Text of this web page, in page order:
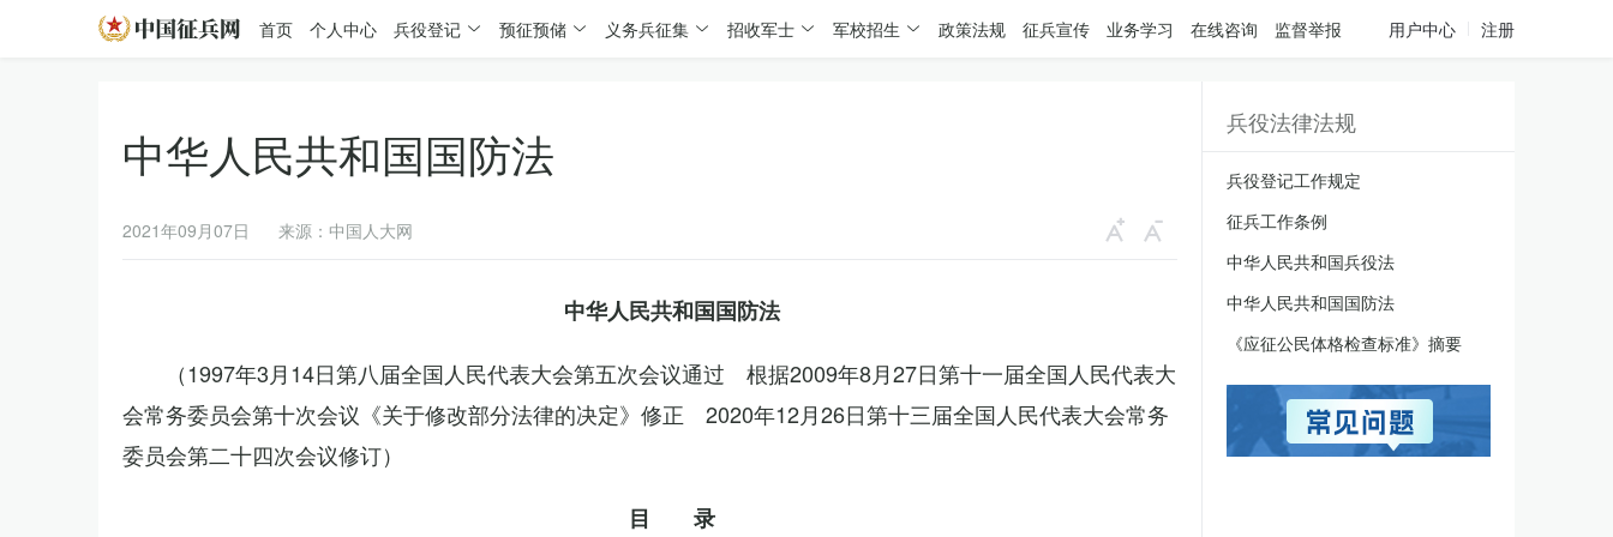
首页 个人中心 兵役登记 预征预储 义务兵征集 招收军士 军校招生 政策法规 征兵宣传 业务学习 在线咨询 监督举报 用户中心 注册
中华人民共和国国防法
2021年09月07日 来源：中国人大网
中华人民共和国国防法
（1997年3月14日第八届全国人民代表大会第五次会议通过 根据2009年8月27日第十一届全国人民代表大
会常务委员会第十次会议《关于修改部分法律的决定》修正 2020年12月26日第十三届全国人民代表大会常务
委员会第二十四次会议修订）
目 录
兵役法律法规
兵役登记工作规定
征兵工作条例
中华人民共和国兵役法
中华人民共和国国防法
《应征公民体格检查标准》摘要